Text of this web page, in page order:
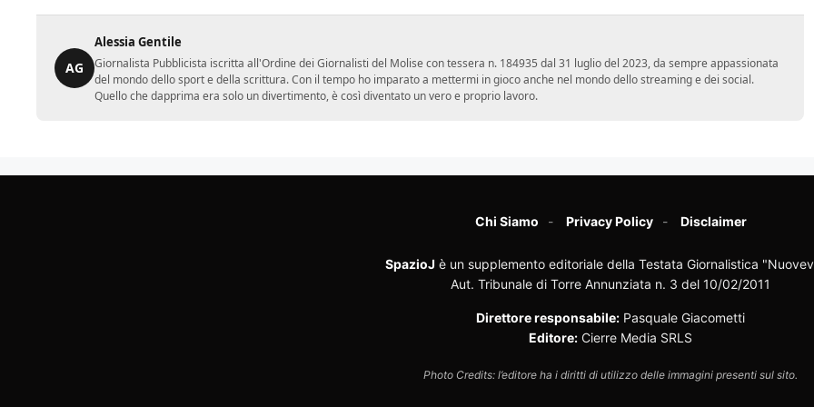
AG
Alessia Gentile
Giornalista Pubblicista iscritta all'Ordine dei Giornalisti del Molise con tessera n. 184935 dal 31 luglio del 2023, da sempre appassionata
del mondo dello sport e della scrittura. Con il tempo ho imparato a mettermi in gioco anche nel mondo dello streaming e dei social.
Quello che dapprima era solo un divertimento, è così diventato un vero e proprio lavoro.
Chi Siamo Privacy Policy Disclaimer
SpazioJ è un supplemento editoriale della Testata Giornalistica
Aut. Tribunale di Torre Annunziata n. 3 del 10/02/2011
Direttore responsabile: Pasquale Giacometti
Editore: Cierre Media SRLS
Photo Credits: l’editore ha i diritti di utilizzo delle immagini presenti sul sito.